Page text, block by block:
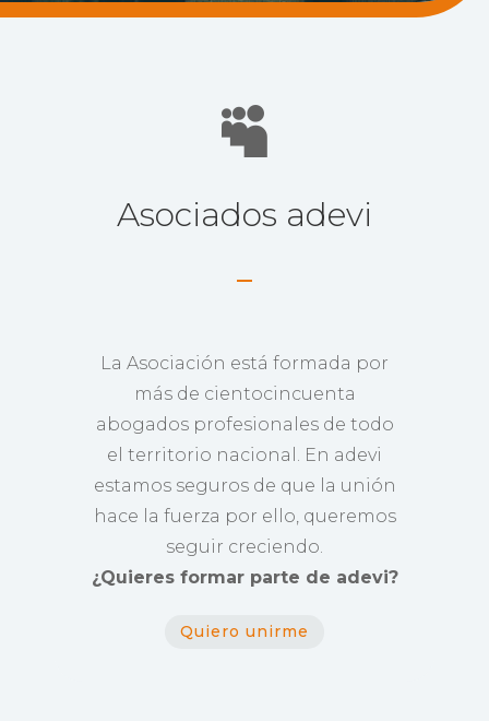

Asociados adevi
La Asociación está formada por
más de cientocincuenta
abogados profesionales de todo
el territorio nacional. En adevi
estamos seguros de que la unión
hace la fuerza por ello, queremos
seguir creciendo.
¿Quieres formar parte de adevi?
Quiero unirme